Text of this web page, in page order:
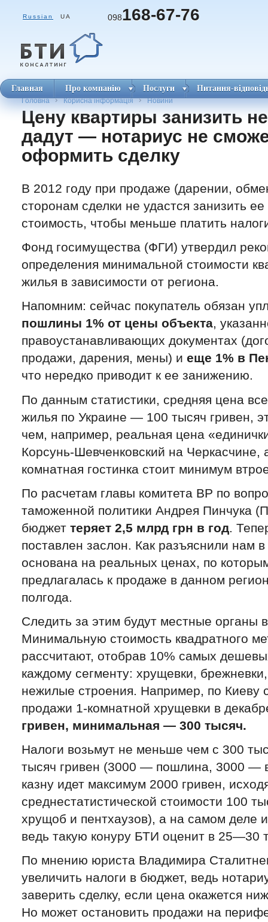
Russian UA 098168-67-76
Главная Про компанію Послуги Питання-
Головна Корисна інформація Новини
Цену квартиры занизить не
дадут — нотариус не
оформить сделку
В 2012 году при продаже (дарении,
сторонам сделки не удастся занизить
стоимость, чтобы меньше платить
Фонд госимущества (ФГИ) утвердил
определения минимальной стоимости
жилья в зависимости от региона.
Напомним: сейчас покупатель обязан
пошлины 1% от цены объекта,
правоустанавливающих документах
продажи, дарения, мены) и еще 1% в
что нередко приводит к ее занижению.
По данным статистики, средняя цена
жилья по Украине — 100 тысяч гривен,
чем, например, реальная цена
Корсунь-Шевченковский на Черкасчине,
комнатная гостинка стоит минимум
По расчетам главы комитета ВР по
таможенной политики Андрея Пинчука
бюджет теряет 2,5 млрд грн в год.
поставлен заслон. Как разъяснили нам
основана на реальных ценах, по
предлагалась к продаже в данном
полгода.
Следить за этим будут местные органы
Минимальную стоимость квадратного
рассчитают, отобрав 10% самых
каждому сегменту: хрущевки,
нежилые строения. Например, по Киеву
продажи 1-комнатной хрущевки в
гривен, минимальная — 300 тысяч.
Налоги возьмут не меньше чем с 300
тысяч гривен (3000 — пошлина, 3000 —
казну идет максимум 2000 гривен,
среднестатистической стоимости 100
хрущоб и пентхаузов), а на самом деле
ведь такую конуру БТИ оценит в 25—30
По мнению юриста Владимира
увеличить налоги в бюджет, ведь
заверить сделку, если цена окажется
Но может остановить продажи на